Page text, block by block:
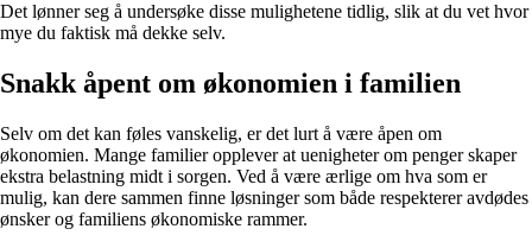
Det lønner seg å undersøke disse mulighetene tidlig, slik at du vet hvor
mye du faktisk må dekke selv.
Snakk åpent om økonomien i familien
Selv om det kan føles vanskelig, er det lurt å være åpen om
økonomien. Mange familier opplever at uenigheter om penger skaper
ekstra belastning midt i sorgen. Ved å være ærlige om hva som er
mulig, kan dere sammen finne løsninger som både respekterer avdødes
ønsker og familiens økonomiske rammer.